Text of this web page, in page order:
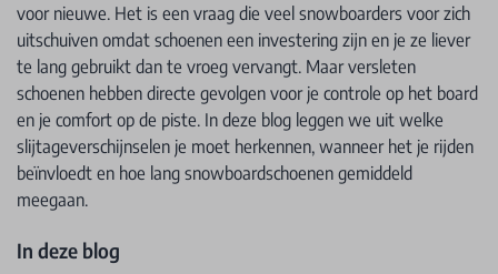
voor nieuwe. Het is een vraag die veel snowboarders voor zich
uitschuiven omdat schoenen een investering zijn en je ze liever
te lang gebruikt dan te vroeg vervangt. Maar versleten
schoenen hebben directe gevolgen voor je controle op het board
en je comfort op de piste. In deze blog leggen we uit welke
slijtageverschijnselen je moet herkennen, wanneer het je rijden
beïnvloedt en hoe lang snowboardschoenen gemiddeld
meegaan.
In deze blog